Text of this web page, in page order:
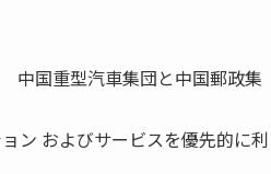
国重型汽車集団と中国郵政集
ン およびサービスを優先的に利